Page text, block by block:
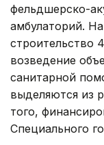
фельдшерско-
амбулаторий.
строительство
возведение
санитарной
выделяются из
того,
Специального